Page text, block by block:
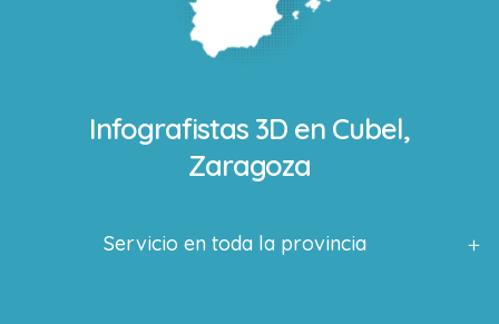
Infografistas 3D en Cubel,
Zaragoza
Servicio en toda la provincia